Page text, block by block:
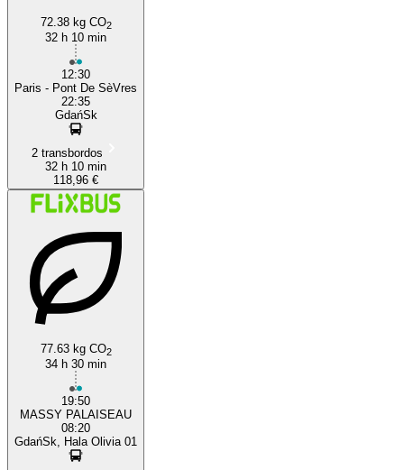
72.38 kg CO2
32 h 10 min
12:30
Paris - Pont De SèVres
22:35
GdańSk
2 transbordos
32 h 10 min
118,96 €
77.63 kg CO2
34 h 30 min
19:50
MASSY PALAISEAU
08:20
GdańSk, Hala Olivia 01